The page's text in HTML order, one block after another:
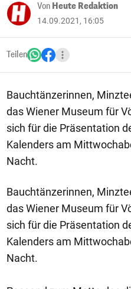
Von Heute Redaktion
14.09.2021, 16:05
Teilen
Bauchtänzerinnen,
das Wiener Museum für
sich für die Präsentation
Kalenders am
Nacht.
Bauchtänzerinnen,
das Wiener Museum für
sich für die Präsentation
Kalenders am
Nacht.